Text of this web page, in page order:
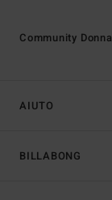
AIUTO
BILLABONG
Community Donna